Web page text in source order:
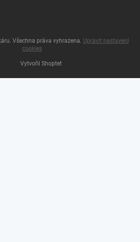
Vytvořil Shoptet
. Všechna práva vyhrazena. Upravit nastavení
cookies